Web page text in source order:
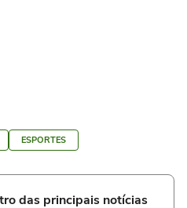
ESPORTES
das principais notícias